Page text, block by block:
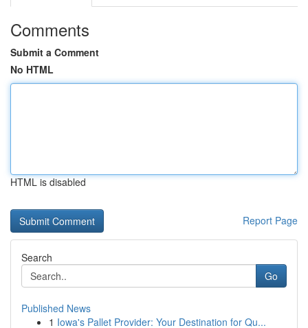
Comments
Submit a Comment
No HTML
HTML is disabled
Report Page
Search
Go
Published News
1 Iowa's Pallet Provider: Your Destination for Qu...